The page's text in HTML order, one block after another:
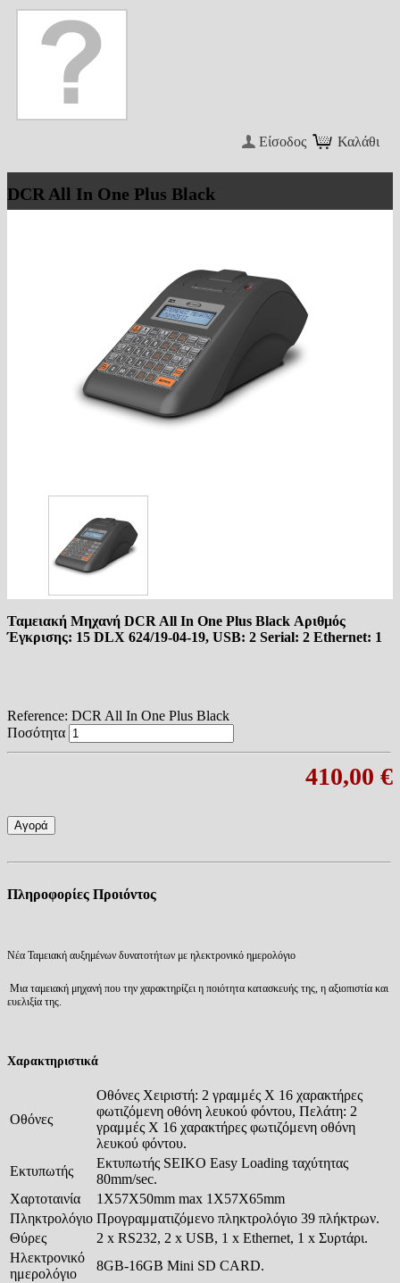
Καλάθι
Είσοδος
DCR All In One Plus Black
Ταμειακή Μηχανή DCR All In One Plus Black Αριθμός
Έγκρισης: 15 DLX 624/19-04-19, USB: 2 Serial: 2 Ethernet: 1
Reference: DCR All In One Plus Black
Ποσότητα
410,00 €
Αγορά
Πληροφορίες Προιόντος
Νέα Ταμειακή αυξημένων δυνατοτήτων με ηλεκτρονικό ημερολόγιο
Μια ταμειακή μηχανή που την χαρακτηρίζει η ποιότητα κατασκευής της, η αξιοπιστία και
ευελιξία της.
Χαρακτηριστικά
Οθόνες
Οθόνες Χειριστή: 2 γραμμές Χ 16 χαρακτήρες
φωτιζόμενη οθόνη λευκού φόντου, Πελάτη: 2
γραμμές Χ 16 χαρακτήρες φωτιζόμενη οθόνη
λευκού φόντου.
Εκτυπωτής
Εκτυπωτής SEIKO Easy Loading ταχύτητας
80mm/sec.
Χαρτοταινία
1Χ57Χ50mm max 1X57X65mm
Πληκτρολόγιο Προγραμματιζόμενο πληκτρολόγιο 39 πλήκτρων.
Θύρες
2 x RS232, 2 x USB, 1 x Ethernet, 1 x Συρτάρι.
Ηλεκτρονικό
ημερολόγιο
8GB-16GB Mini SD CARD.